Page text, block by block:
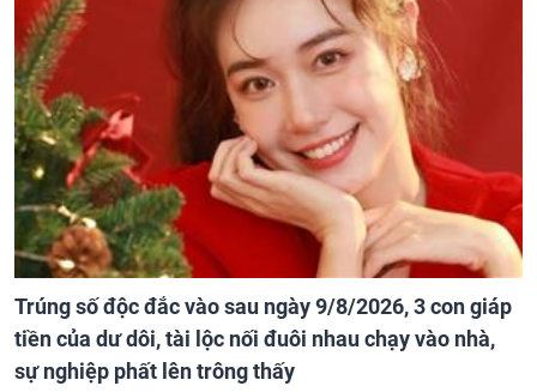
Trúng số độc đắc vào sau ngày 9/8/2026, 3 con giáp
tiền của dư dôi, tài lộc nối đuôi nhau chạy vào nhà,
sự nghiệp phất lên trông thấy